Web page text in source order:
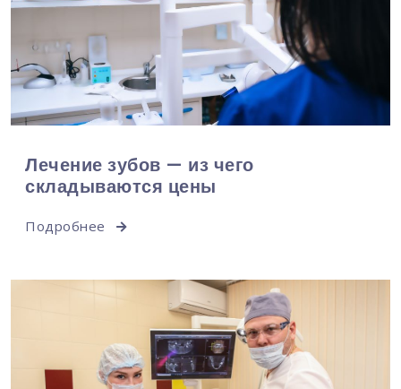
Лечение зубов — из чего
складываются цены
Подробнее